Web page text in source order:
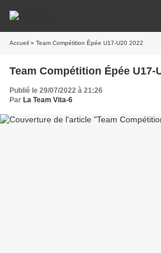
Accueil » Team Compétition Épée U17-U20 2022
Team Compétition Épée U17-
Publié le 29/07/2022 à 21:26
Par La Team Vita-6